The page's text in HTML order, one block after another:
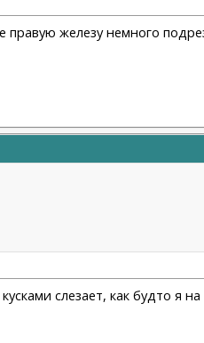
железу немного
слезает, как будто я